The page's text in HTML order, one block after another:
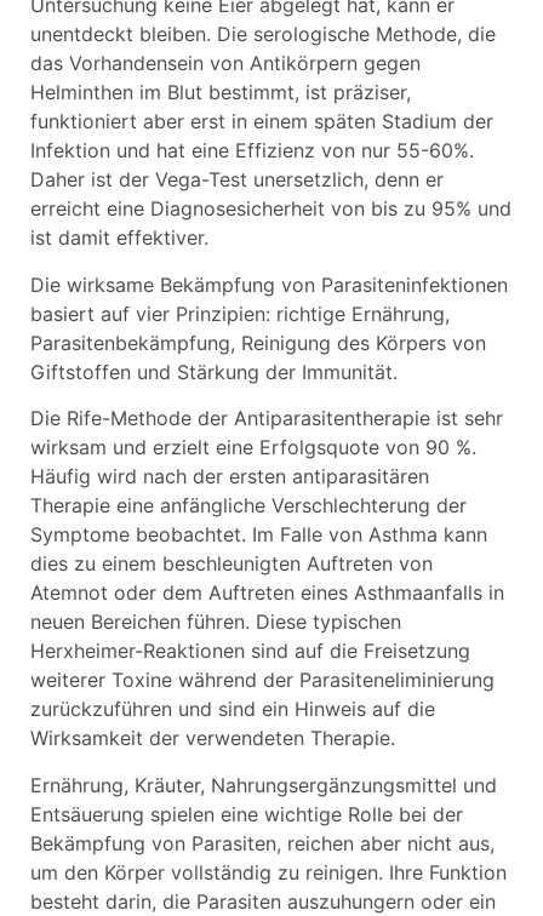
Untersuchung keine Eier abgelegt hat, kann er
unentdeckt bleiben. Die serologische Methode, die
das Vorhandensein von Antikörpern gegen
Helminthen im Blut bestimmt, ist präziser,
funktioniert aber erst in einem späten Stadium der
Infektion und hat eine Effizienz von nur 55-60%.
Daher ist der Vega-Test unersetzlich, denn er
erreicht eine Diagnosesicherheit von bis zu 95% und
ist damit effektiver.
Die wirksame Bekämpfung von Parasiteninfektionen
basiert auf vier Prinzipien: richtige Ernährung,
Parasitenbekämpfung, Reinigung des Körpers von
Giftstoffen und Stärkung der Immunität.
Die Rife-Methode der Antiparasitentherapie ist sehr
wirksam und erzielt eine Erfolgsquote von 90 %.
Häufig wird nach der ersten antiparasitären
Therapie eine anfängliche Verschlechterung der
Symptome beobachtet. Im Falle von Asthma kann
dies zu einem beschleunigten Auftreten von
Atemnot oder dem Auftreten eines Asthmaanfalls in
neuen Bereichen führen. Diese typischen
Herxheimer-Reaktionen sind auf die Freisetzung
weiterer Toxine während der Parasiteneliminierung
zurückzuführen und sind ein Hinweis auf die
Wirksamkeit der verwendeten Therapie.
Ernährung, Kräuter, Nahrungsergänzungsmittel und
Entsäuerung spielen eine wichtige Rolle bei der
Bekämpfung von Parasiten, reichen aber nicht aus,
um den Körper vollständig zu reinigen. Ihre Funktion
besteht darin, die Parasiten auszuhungern oder ein